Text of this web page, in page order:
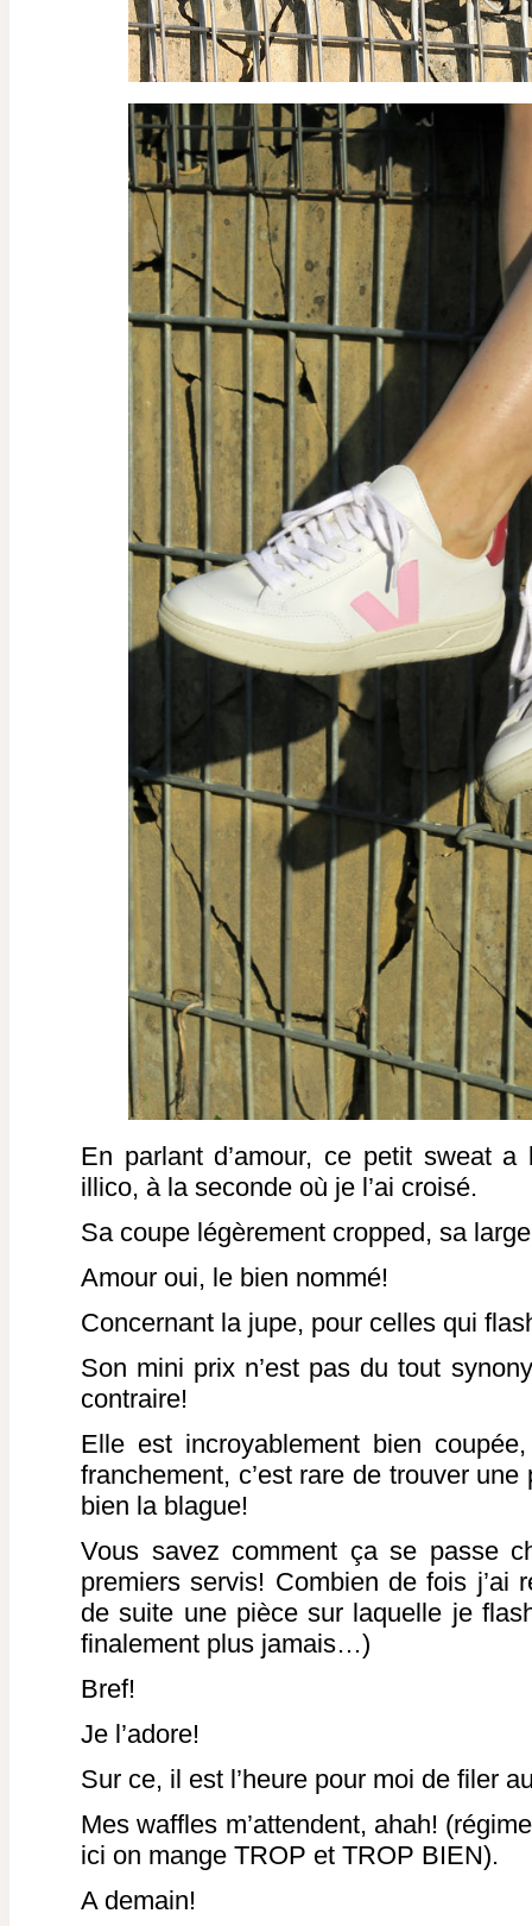
En parlant d’amour, ce petit sweat
illico, à la seconde où je l’ai croisé.
Sa coupe légèrement cropped, sa
Amour oui, le bien nommé!
Concernant la jupe, pour celles qui
Son mini prix n’est pas du tout
contraire!
Elle est incroyablement bien
franchement, c’est rare de trouver
bien la blague!
Vous savez comment ça se passe
premiers servis! Combien de fois j’ai
de suite une pièce sur laquelle je
finalement plus jamais…)
Bref!
Je l’adore!
Sur ce, il est l’heure pour moi de filer
Mes waffles m’attendent, ahah!
ici on mange TROP et TROP BIEN).
A demain!